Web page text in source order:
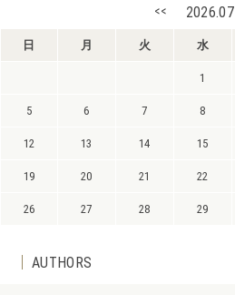
<< 2026.07
日 月 火 水
1
5 6 7 8
12 13 14 15
19 20 21 22
26 27 28 29
AUTHORS